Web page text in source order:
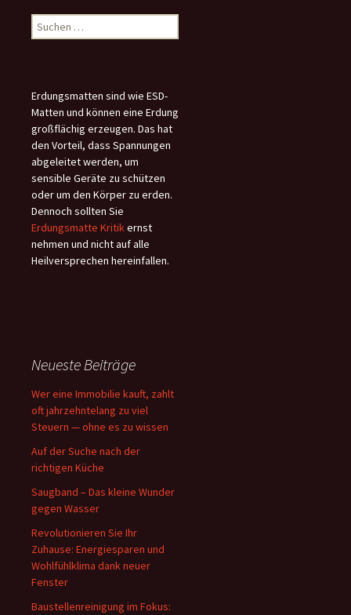
Suchen
nach:
Erdungsmatten sind wie ESD-
Matten und können eine Erdung
großflächig erzeugen. Das hat
den Vorteil, dass Spannungen
abgeleitet werden, um
sensible Geräte zu schützen
oder um den Körper zu erden.
Dennoch sollten Sie
Erdungsmatte Kritikernst
nehmen und nicht auf alle
Heilversprechen hereinfallen.
Neueste Beiträge
Wer eine Immobilie kauft, zahlt
oft jahrzehntelang zu viel
Steuern — ohne es zu wissen
Auf der Suche nach der
richtigen Küche
Saugband – Das kleine Wunder
gegen Wasser
Revolutionieren Sie Ihr
Zuhause: Energiesparen und
Wohlfühlklima dank neuer
Fenster
Baustellenreinigung im Fokus: